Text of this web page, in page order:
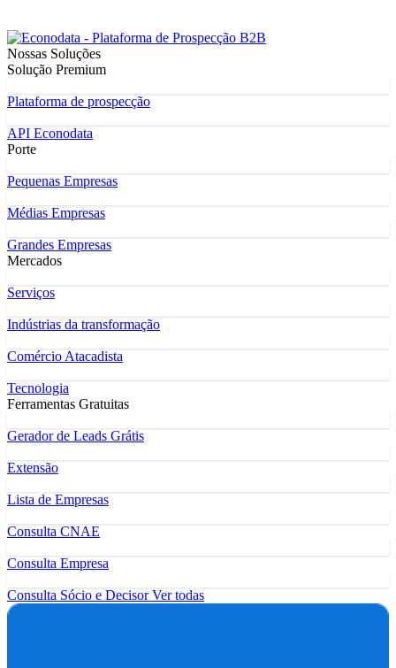
Nossas Soluções
Solução Premium
Plataforma de prospecção
API Econodata
Porte
Pequenas Empresas
Médias Empresas
Grandes Empresas
Mercados
Serviços
Indústrias da transformação
Comércio Atacadista
Tecnologia
Ferramentas Gratuitas
Gerador de Leads Grátis
Extensão
Lista de Empresas
Consulta CNAE
Consulta Empresa
Consulta Sócio e DecisorVer todas